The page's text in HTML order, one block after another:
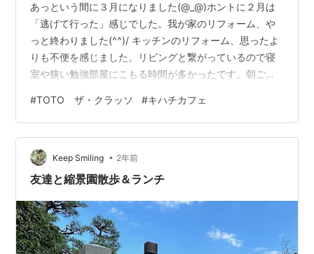
あっという間に３月になりました(@_@)ホントに２月は
「逃げて行った」感じでした。我が家のリフォーム、や
っと終わりました(^^)/ キッチンのリフォーム、思ったよ
りも不便を感じました。リビングと繋がっているので寝
室や狭い勉強部屋にこもる時間が多かったです。朝ごは
を買ってくるか外食って感じでした。ある日のデパート
内の【キハチカフェ】のランチがとても美味しかった～
(^^♪ 魚介と十六穀米の焼きトマトリゾット（1880円）
1100円プラスして（16種類の食材を使ったスペシャルサ
ラダ、本日のミニデザート、紅茶）を頼みました。サラ
#TOTO ザ・クラッソ #キハチカフェ
Keep Smiling • 2年前
友達と縮景園散歩＆ランチ